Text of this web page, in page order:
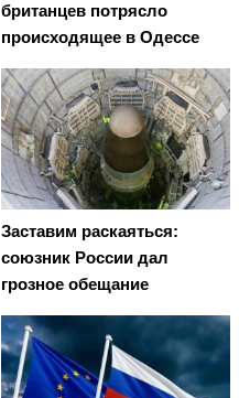
британцев потрясло
происходящее в Одессе
Заставим раскаяться:
союзник России дал
грозное обещание